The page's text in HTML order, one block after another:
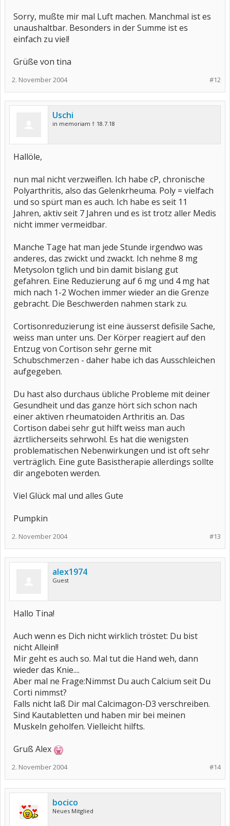
Sorry, mußte mir mal Luft machen. Manchmal ist es
unaushaltbar. Besonders in der Summe ist es
einfach zu viel!
Grüße von tina
#12
2. November 2004
Uschi
in memoriam † 18.7.18
Hallöle,
nun mal nicht verzweiflen. Ich habe cP, chronische
Polyarthritis, also das Gelenkrheuma. Poly = vielfach
und so spürt man es auch. Ich habe es seit 11
Jahren, aktiv seit 7 Jahren und es ist trotz aller Medis
nicht immer vermeidbar.
Manche Tage hat man jede Stunde irgendwo was
anderes, das zwickt und zwackt. Ich nehme 8 mg
Metysolon tglich und bin damit bislang gut
gefahren. Eine Reduzierung auf 6 mg und 4 mg hat
mich nach 1-2 Wochen immer wieder an die Grenze
gebracht. Die Beschwerden nahmen stark zu.
Cortisonreduzierung ist eine äusserst defisile Sache,
weiss man unter uns. Der Körper reagiert auf den
Entzug von Cortison sehr gerne mit
Schubschmerzen - daher habe ich das Ausschleichen
aufgegeben.
Du hast also durchaus übliche Probleme mit deiner
Gesundheit und das ganze hört sich schon nach
einer aktiven rheumatoiden Arthritis an. Das
Cortison dabei sehr gut hilft weiss man auch
äzrtlicherseits sehrwohl. Es hat die wenigsten
problematischen Nebenwirkungen und ist oft sehr
verträglich. Eine gute Basistherapie allerdings sollte
dir angeboten werden.
Viel Glück mal und alles Gute
Pumpkin
#13
2. November 2004
alex1974
Guest
Hallo Tina!
Auch wenn es Dich nicht wirklich tröstet: Du bist
nicht Allein!!
Mir geht es auch so. Mal tut die Hand weh, dann
wieder das Knie....
Aber mal ne Frage:Nimmst Du auch Calcium seit Du
Corti nimmst?
Falls nicht laß Dir mal Calcimagon-D3 verschreiben.
Sind Kautabletten und haben mir bei meinen
Muskeln geholfen. Vielleicht hilfts.
Gruß Alex
#14
2. November 2004
bocico
Neues Mitglied